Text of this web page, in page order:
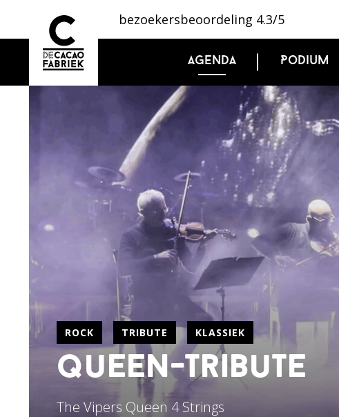
bezoekersbeoordeling 4.3/5
Agenda Podium
ROCK TRIBUTE KLASSIEK
queen-tribute
The Vipers Queen 4 Strings